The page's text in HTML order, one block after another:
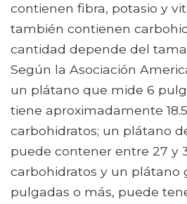
contienen fibra, potasio y
también contienen
cantidad depende del
Según la Asociación
un plátano que mide 6
tiene aproximadamente
carbohidratos; un plátano
puede contener entre 27 y
carbohidratos y un plátano
pulgadas o más, puede